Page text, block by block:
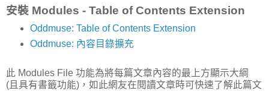
安裝 Modules - Table of Contents Extension
Oddmuse: Table of Contents Extension
Oddmuse: 內容目錄擴充
此 Modules File 功能為將每篇文章內容的最上方顯示大綱
(且具有書籤功能)，如此網友在閱讀文章時可快速了解此篇文